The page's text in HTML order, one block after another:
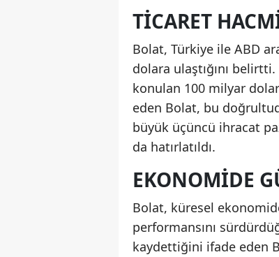
TICARET
Bolat, Türkiye ile ABD
dolara ulaştığını
konulan 100 milyar
eden Bolat, bu
büyük üçüncü ihracat
da hatırlatıldı.
EKONOMIDE
Bolat, küresel
performansını
kaydettiğini ifade eden